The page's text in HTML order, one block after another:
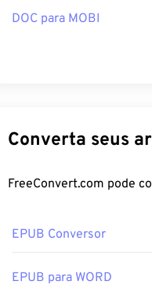
DOC para MOBI
EPUB Conversor
EPUB para WORD